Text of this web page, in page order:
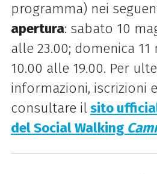
programma) nei
apertura: sabato 10
alle 23.00; domenica
10.00 alle 19.00. Per
informazioni, iscrizioni
consultare il sito
del Social Walking